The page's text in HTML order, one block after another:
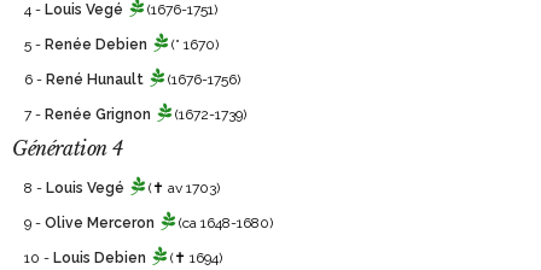
4 - Louis Vegé (1676-1751)
5 - Renée Debien (° 1670)
6 - René Hunault (1676-1756)
7 - Renée Grignon (1672-1739)
Génération 4
8 - Louis Vegé (✝ av 1703)
9 - Olive Merceron (ca 1648-1680)
10 - Louis Debien (✝ 1694)